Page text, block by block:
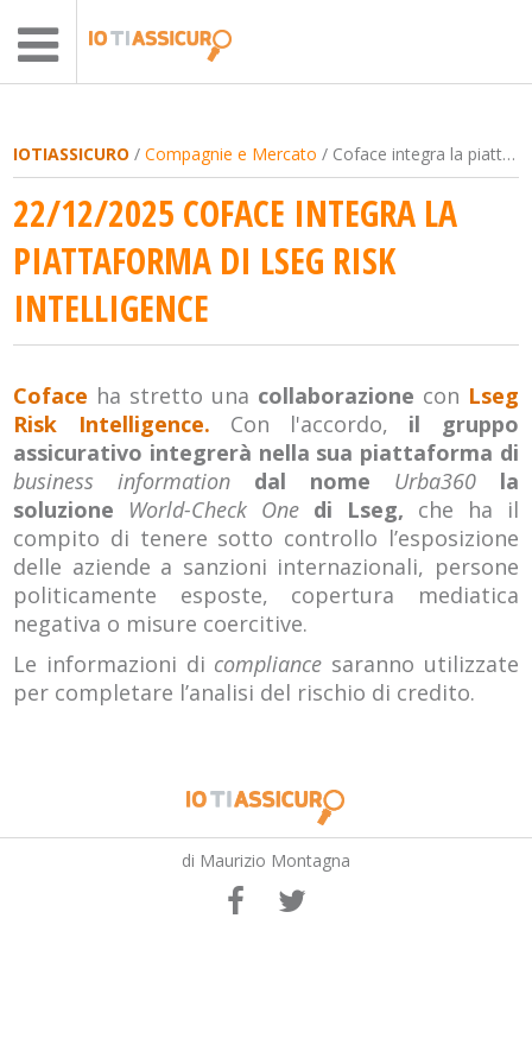
IOTIASSICURO /Compagnie e Mercato / Coface integra la piattaforma di Lseg Risk Intelligence
22/12/2025 COFACE INTEGRA LA
PIATTAFORMA DI LSEG RISK
INTELLIGENCE
Coface ha stretto una collaborazione con Lseg
Risk Intelligence. Con l'accordo, il gruppo
assicurativo integrerà nella sua piattaforma di
business information dal nome Urba360la
soluzione World-Check One di Lseg, che ha il
compito di tenere sotto controllo l’esposizione
delle aziende a sanzioni internazionali, persone
politicamente esposte, copertura mediatica
negativa o misure coercitive.
Le informazioni di compliance saranno utilizzate
per completare l’analisi del rischio di credito.
di Maurizio Montagna